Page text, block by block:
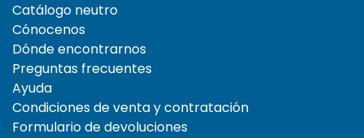
Catálogo neutro
Cónocenos
Dónde encontrarnos
Preguntas frecuentes
Ayuda
Condiciones de venta y contratación
Formulario de devoluciones